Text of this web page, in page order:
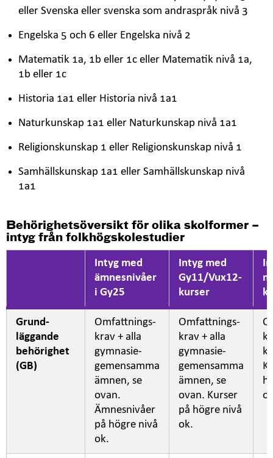
eller Svenska eller svenska som andraspråk nivå 3
Engelska 5 och 6 eller Engelska nivå 2
Matematik 1a, 1b eller 1c eller Matematik nivå 1a,
1b eller 1c
Historia 1a1 eller Historia nivå 1a1
Naturkunskap 1a1 eller Naturkunskap nivå 1a1
Religionskunskap 1 eller Religionskunskap nivå 1
Samhällskunskap 1a1 eller Samhällskunskap nivå
1a1
Behörighetsöversikt för olika skolformer –
intyg från folkhögskolestudier
Intyg med
ämnesnivåer
i Gy25
Intyg med
Gy11/Vux12-
kurser
Grund-
läggande
behörighet
(GB)
Omfattnings-
krav + alla
gymnasie-
gemensamma
ämnen, se
ovan.
Ämnesnivåer
på högre nivå
ok.
Omfattnings-
krav + alla
gymnasie-
gemensamma
ämnen, se
ovan. Kurser
på högre nivå
ok.